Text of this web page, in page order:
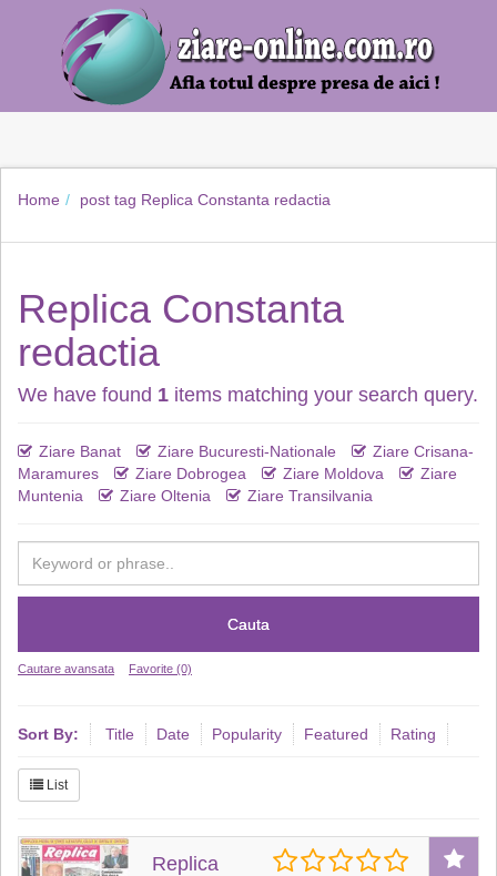
Home post tag Replica Constanta redactia
Replica Constanta
redactia
We have found 1 items matching your search query.
Ziare Banat Ziare Bucuresti-Nationale
Ziare Crisana-
Maramures
Ziare Dobrogea Ziare Moldova
Ziare
Muntenia
Ziare Oltenia Ziare Transilvania
Cauta
Cautare avansata Favorite (0)
Sort By: Title Date Popularity Featured Rating
List
Replica